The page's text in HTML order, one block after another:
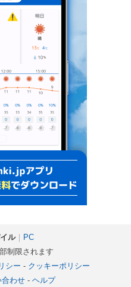
ル｜ PC
制限されます
シー - クッキーポリシー
合わせ- ヘルプ